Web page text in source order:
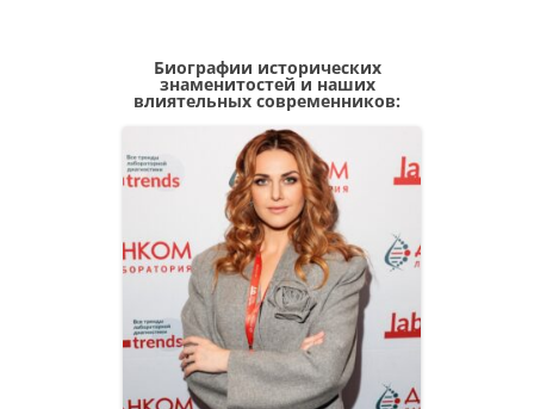
Биографии исторических
знаменитостей и наших
влиятельных современников: